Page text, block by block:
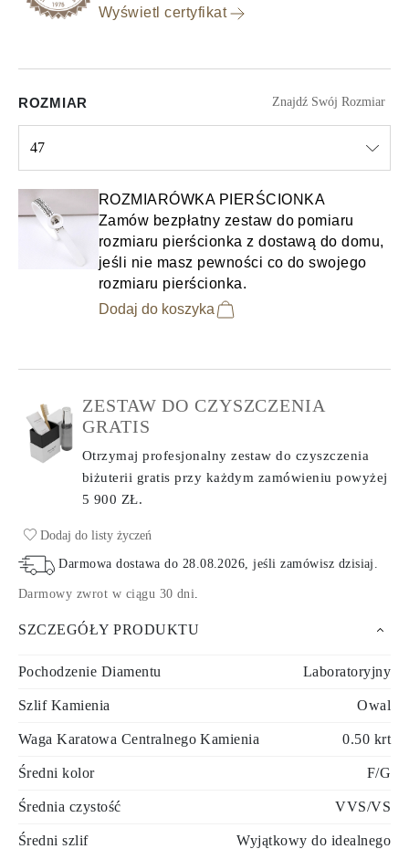
Wyświetl certyfikat
ROZMIAR Znajdź Swój Rozmiar
47
ROZMIARÓWKA PIERŚCIONKA
Zamów bezpłatny zestaw do pomiaru
rozmiaru pierścionka z dostawą do domu,
jeśli nie masz pewności co do swojego
rozmiaru pierścionka.
Dodaj do koszyka
ZESTAW DO CZYSZCZENIA
GRATIS
Otrzymaj profesjonalny zestaw do czyszczenia
biżuterii gratis przy każdym zamówieniupowyżej
5 900 ZŁ.
Dodaj do listy życzeń
Darmowa dostawa do 28.08.2026 , jeśli zamówisz dzisiaj
Darmowy zwrot w ciągu 30 dni
SZCZEGÓŁY PRODUKTU
Pochodzenie Diamentu Laboratoryjny
Szlif Kamienia Owal
Waga Karatowa Centralnego Kamienia 0.50 krt
Średni kolor F/G
Średnia czystość VVS/VS
Średni szlif Wyjątkowy do idealnego